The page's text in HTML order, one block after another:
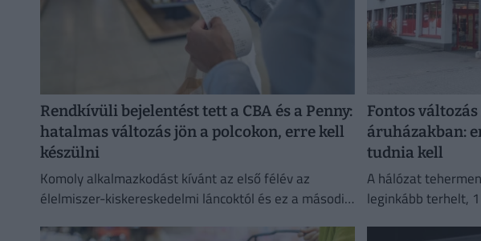
Rendkívüli bejelentést tett a CBA és a Penny:
hatalmas változás jön a polcokon, erre kell
készülni
Komoly alkalmazkodást kívánt az első félév az
élelmiszer-kiskereskedelmi láncoktól és ez a második
Fontos
áruházakban:
tudnia kell
A hálózat
leginkább terhelt,